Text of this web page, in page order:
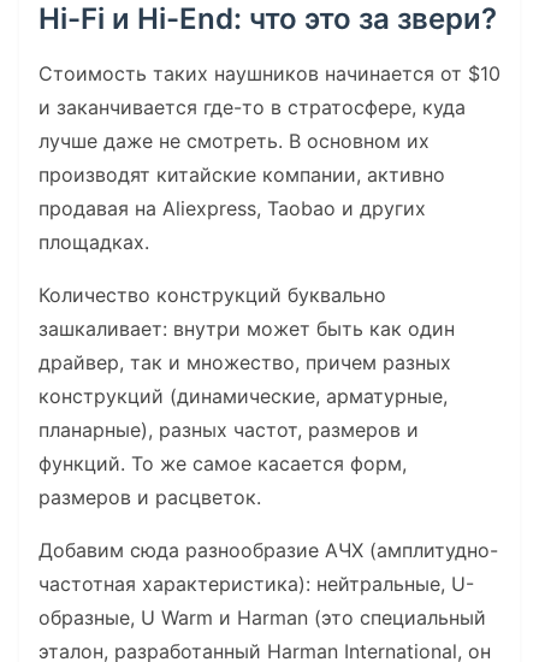
Hi-Fi и Hi-End: что это за звери?
Стоимость таких наушников начинается от $10
и заканчивается где-то в стратосфере, куда
лучше даже не смотреть. В основном их
производят китайские компании, активно
продавая на Aliexpress, Taobao и других
площадках.
Количество конструкций буквально
зашкаливает: внутри может быть как один
драйвер, так и множество, причем разных
конструкций (динамические, арматурные,
планарные), разных частот, размеров и
функций. То же самое касается форм,
размеров и расцветок.
Добавим сюда разнообразие АЧХ (амплитудно-
частотная характеристика): нейтральные, U-
образные, U Warm и Harman (это специальный
эталон, разработанный Harman International, он